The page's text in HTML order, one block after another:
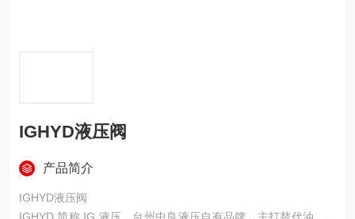
IGHYD液压阀
产品简介
IGHYD液压阀